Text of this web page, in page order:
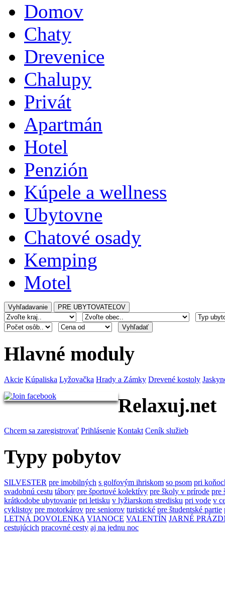
Domov
Chaty
Drevenice
Chalupy
Privát
Apartmán
Hotel
Penzión
Kúpele a wellness
Ubytovne
Chatové osady
Kemping
Motel
Hlavné moduly
Akcie Kúpaliska Lyžovačka Hrady a Zámky Drevené kostoly
Relaxuj.net
Chcem sa zaregistrovať Prihlásenie Kontakt Ceník služieb
Typy pobytov
SILVESTER pre imobilných s golfovým ihriskom so psom pri
svadobnú cestu tábory pre športové kolektívy pre školy v prírode pre
krátkodobe ubytovanie pri letisku v lyžiarskom stredisku pri vode v
cyklistov pre motorkárov pre seniorov turistické pre študentské partie
LETNÁ DOVOLENKA VIANOCE VALENTÍN JARNÉ
cestujúcich pracovné cesty aj na jednu noc